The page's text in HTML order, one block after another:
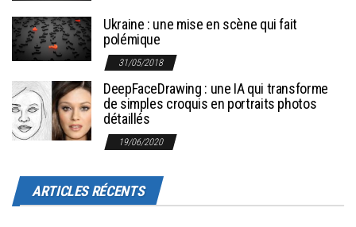
Ukraine : une mise en scène qui fait
polémique
31/05/2018
DeepFaceDrawing : une IA qui transforme
de simples croquis en portraits photos
détaillés
19/06/2020
ARTICLES RÉCENTS